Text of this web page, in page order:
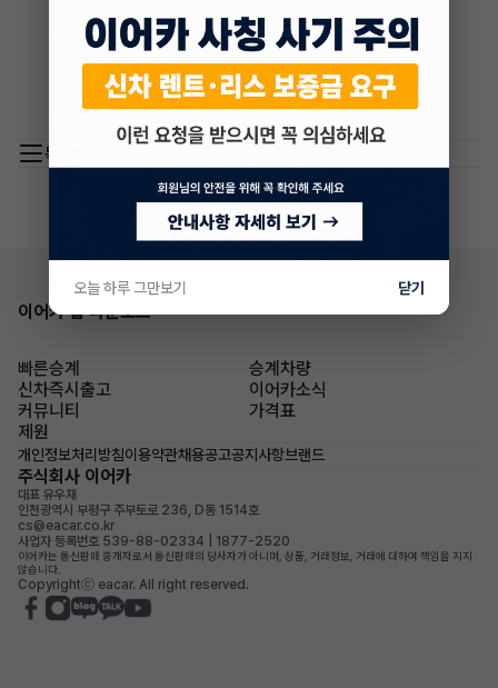
목록 이동
이어카 앱 다운로드
빠른승계
승계차량
신차즉시출고
이어카소식
커뮤니티
가격표
제원
개인정보처리방침이용약관채용공고공지사항브랜드
주식회사 이어카
대표 유우재
인천광역시 부평구 주부토로 236, D동 1514호
cs@eacar.co.kr
사업자 등록번호 539-88-02334 | 1877-2520
이어카는 통신판매 중개자로서 통신판매의 당사자가 아니며, 상품, 거래정보, 거래에 대하여 책임을 지지
않습니다.
Copyrightⓒ eacar. All right reserved.
오늘 하루 그만보기 닫기